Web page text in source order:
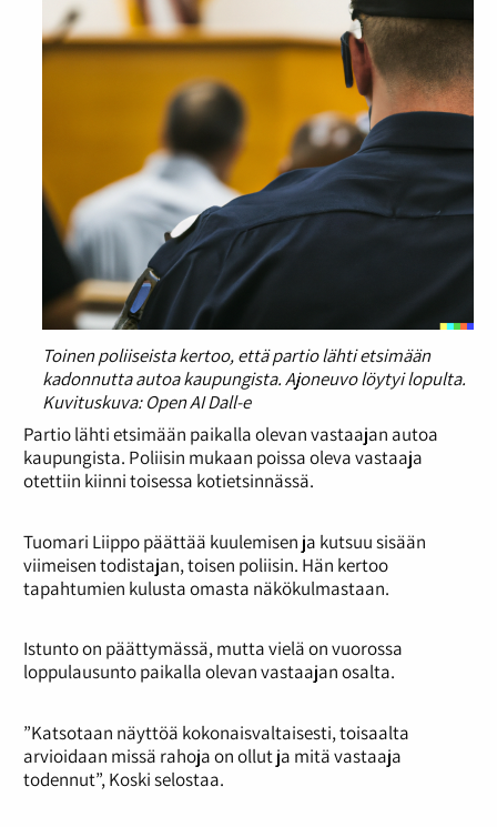
Toinen poliiseista kertoo, että partio lähti etsimään
kadonnutta autoa kaupungista. Ajoneuvo löytyi lopulta.
Kuvituskuva: Open AI Dall-e
Partio lähti etsimään paikalla olevan vastaajan autoa
kaupungista. Poliisin mukaan poissa oleva vastaaja
otettiin kiinni toisessa kotietsinnässä.
Tuomari Liippo päättää kuulemisen ja kutsuu sisään
viimeisen todistajan, toisen poliisin. Hän kertoo
tapahtumien kulusta omasta näkökulmastaan.
Istunto on päättymässä, mutta vielä on vuorossa
loppulausunto paikalla olevan vastaajan osalta.
”Katsotaan näyttöä kokonaisvaltaisesti, toisaalta
arvioidaan missä rahoja on ollut ja mitä vastaaja
todennut”, Koski selostaa.